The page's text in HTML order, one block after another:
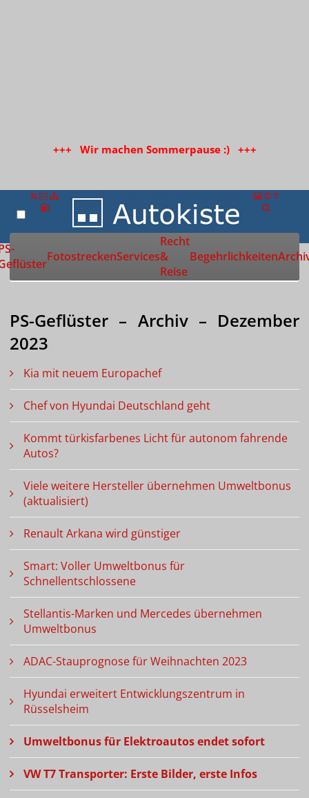
+++ Wir machen Sommerpause :) +++
Zur Startseite
FotostreckenServices
Recht
&
Reise
Begehrlichkeiten
PS-Geflüster – Archiv – Dezember
2023
Kia mit neuem Europachef
Chef von Hyundai Deutschland geht
Kommt türkisfarbenes Licht für autonom fahrende
Autos?
Viele weitere Hersteller übernehmen Umweltbonus
(aktualisiert)
Renault Arkana wird günstiger
Smart: Voller Umweltbonus für
Schnellentschlossene
Stellantis-Marken und Mercedes übernehmen
Umweltbonus
ADAC-Stauprognose für Weihnachten 2023
Hyundai erweitert Entwicklungszentrum in
Rüsselsheim
Umweltbonus für Elektroautos endet sofort
VW T7 Transporter: Erste Bilder, erste Infos